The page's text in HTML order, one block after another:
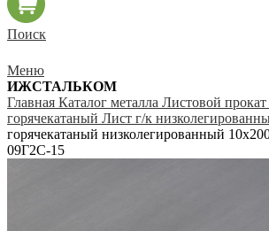
Поиск
Меню
ИЖСТАЛЬКОМ
Главная Каталог металла Листовой прокат
горячекатаный Лист г/к
горячекатаный низколегированный
09Г2С-15